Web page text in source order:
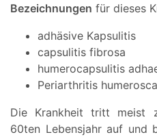
Bezeichnungen für dieses
adhäsive Kapsulitis
capsulitis fibrosa
humerocapsulitis
Periarthritis
Die Krankheit tritt meist
60ten Lebensjahr auf und